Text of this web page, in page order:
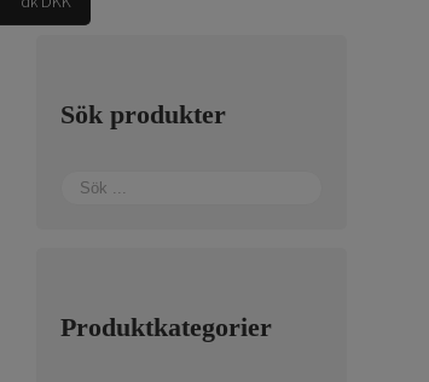
Sök produkter
Produktkategorier